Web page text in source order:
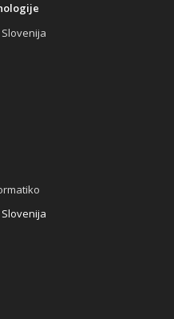
Slovenija
Slovenija